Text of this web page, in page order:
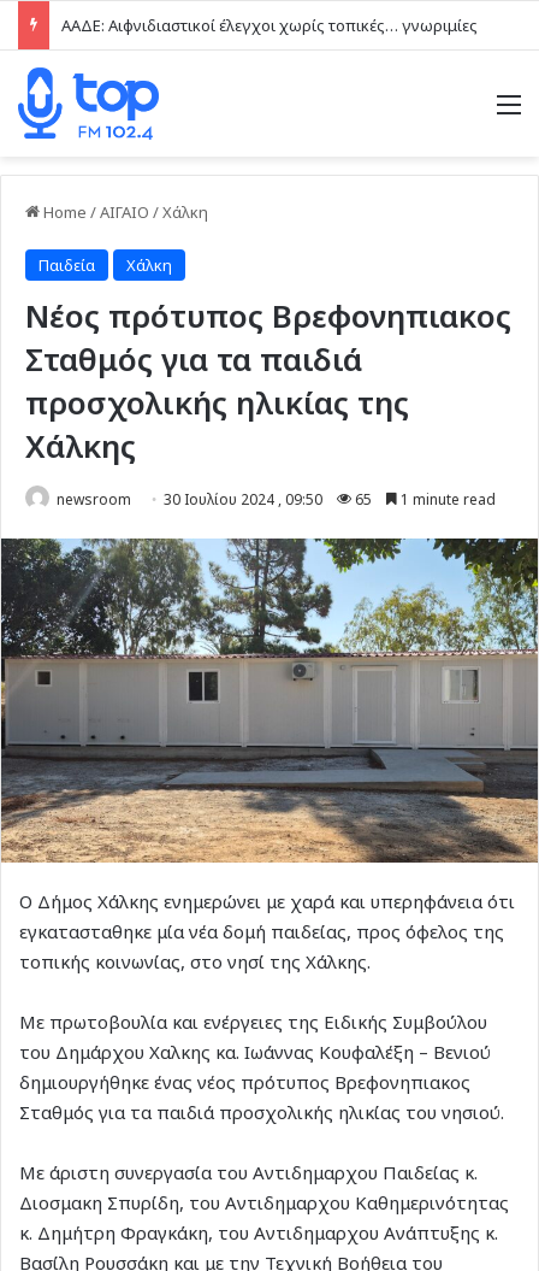
ΑΑΔΕ: Αιφνιδιαστικοί έλεγχοι χωρίς τοπικές… γνωριμίες
Home /ΑΙΓΑΙΟ /Χάλκη
Παιδεία Χάλκη
Νέος πρότυπος Βρεφονηπιακος
Σταθμός για τα παιδιά
προσχολικής ηλικίας της
Χάλκης
newsroom 30 Ιουλίου 2024 , 09:50 65 1 minute read
Ο Δήμος Χάλκης ενημερώνει με χαρά και υπερηφάνεια ότι
εγκατασταθηκε μία νέα δομή παιδείας, προς όφελος της
τοπικής κοινωνίας, στο νησί της Χάλκης.
Με πρωτοβουλία και ενέργειες της Ειδικής Συμβούλου
του Δημάρχου Χαλκης κα. Ιωάννας Κουφαλέξη – Βενιού
δημιουργήθηκε ένας νέος πρότυπος Βρεφονηπιακος
Σταθμός για τα παιδιά προσχολικής ηλικίας του νησιού.
Με άριστη συνεργασία του Αντιδημαρχου Παιδείας κ.
Διοσμακη Σπυρίδη, του Αντιδημαρχου Καθημερινότητας
κ. Δημήτρη Φραγκάκη, του Αντιδημαρχου Ανάπτυξης κ.
Βασίλη Ρουσσάκη και με την Τεχνική Βοήθεια του